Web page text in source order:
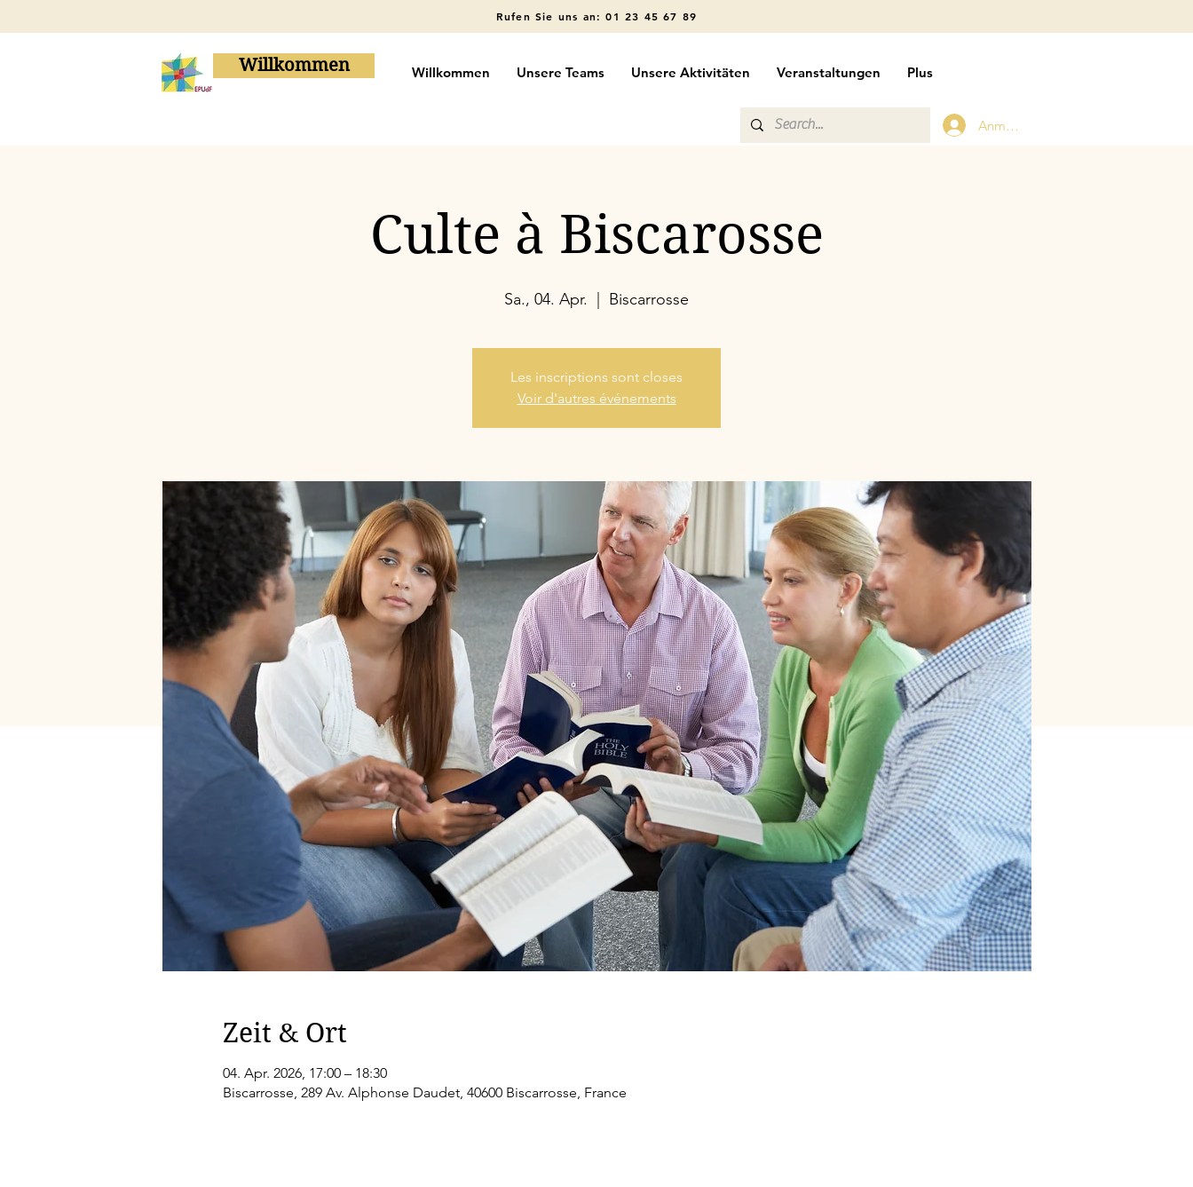
Rufen Sie uns an: 01 23 45 67 89
Willkommen Willkommen Unsere Teams Unsere Aktivitäten Veranstaltungen Plus
Anmelden
Culte à Biscarosse
Sa., 04. Apr. Biscarrosse
Les inscriptions sont closes
Voir d'autres événements
Zeit & Ort
04. Apr. 2026, 17:00 – 18:30
Biscarrosse, 289 Av. Alphonse Daudet, 40600 Biscarrosse, France